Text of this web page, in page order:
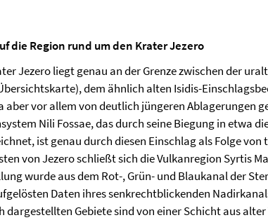
die Region rund um den Krater Jezero
Jezero liegt genau an der Grenze zwischen der
dem ähnlich alten Isidis-
aber vor allem von deutlich jüngeren Ablagerungen
Nili Fossae, das durch seine Biegung in etwa
ist genau durch diesen Einschlag als Folge
von Jezero schließt sich die Vulkanregion Syrtis
wurde aus dem Rot-, Grün- und Blaukanal der
Daten ihres senkrechtblickenden
dargestellten Gebiete sind von einer Schicht aus